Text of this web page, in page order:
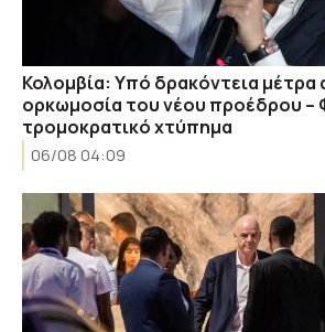
Κολομβία: Υπό δρακόντεια μέτρα
ορκωμοσία του νέου προέδρου –
τρομοκρατικό χτύπημα
06/08 04:09